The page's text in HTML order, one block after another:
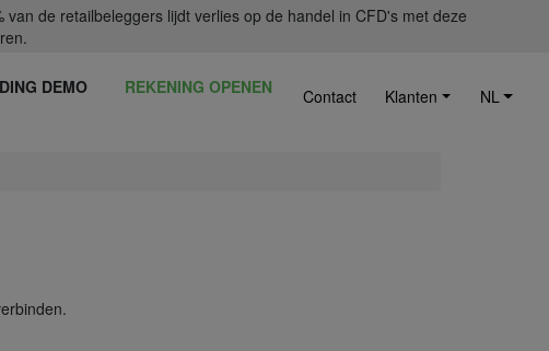
de retailbeleggers lijdt verlies op de handel in CFD's met deze
DEMO REKENING OPENEN Contact Klanten NL